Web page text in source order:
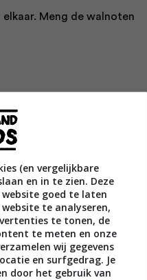
Meng de walnoten
(en vergelijkbare
en in te zien. Deze
goed te laten
te analyseren,
te tonen, de
te meten en onze
wij gegevens
en surfgedrag. Je
door het gebruik van